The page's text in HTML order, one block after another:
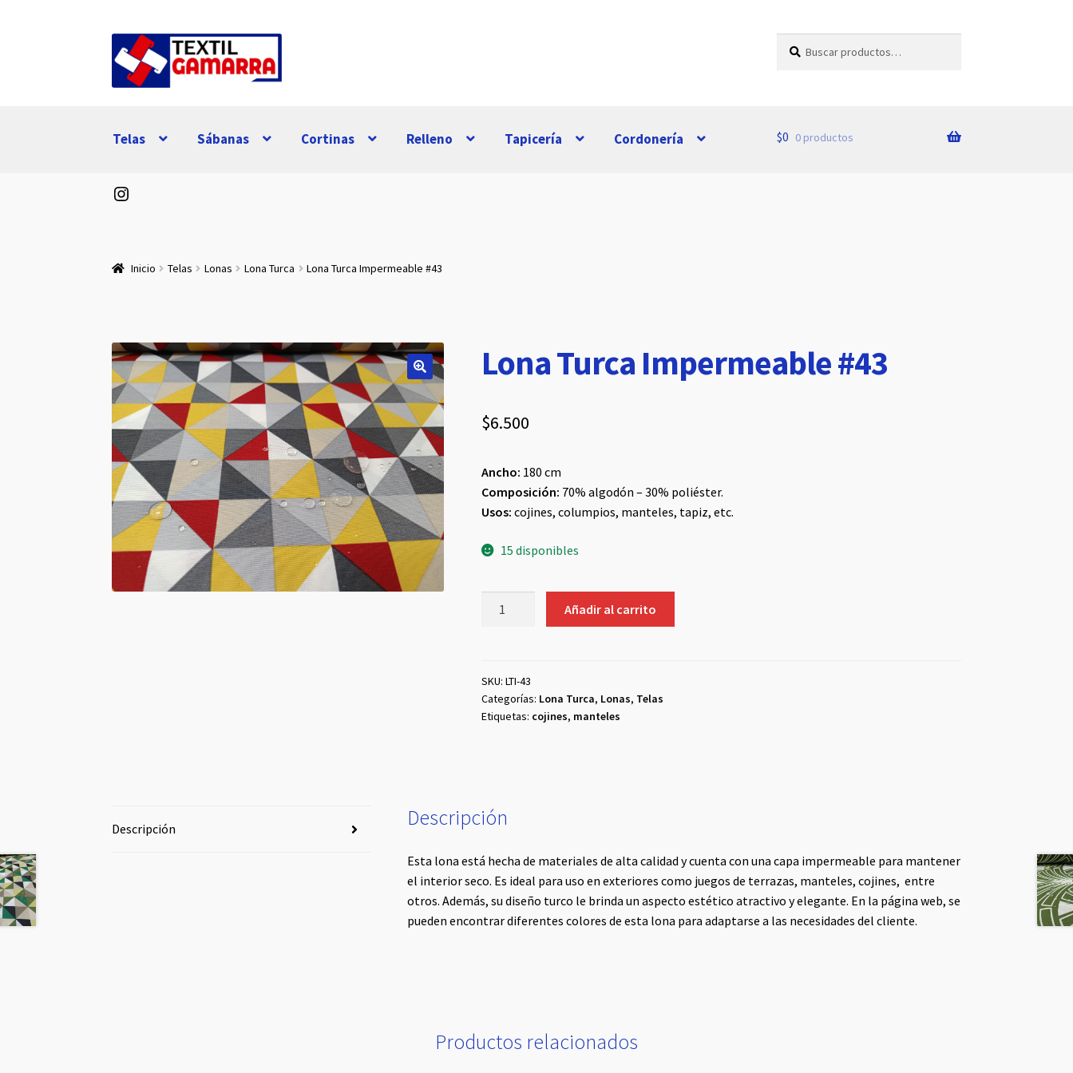
a
al
contenido
por:
Telas Sábanas Cortinas Relleno Tapicería Cordonería $0 0 productos
Instagram
Inicio Telas Lonas Lona Turca Lona Turca Impermeable #43
Lona Turca Impermeable #43
$6.500
Ancho: 180 cm
Composición: 70% algodón – 30% poliéster.
Usos: cojines, columpios, manteles, tapiz, etc.
15 disponibles
cantidad
Añadir al carrito
SKU: LTI-43
Categorías: Lona Turca, Lonas, Telas
Etiquetas: cojines, manteles
Descripción Descripción
Esta lona está hecha de materiales de alta calidad y cuenta con una capa impermeable para mantener
el interior seco. Es ideal para uso en exteriores como juegos de terrazas, manteles, cojines, entre
otros. Además, su diseño turco le brinda un aspecto estético atractivo y elegante. En la página web, se
pueden encontrar diferentes colores de esta lona para adaptarse a las necesidades del cliente.
Productos relacionados